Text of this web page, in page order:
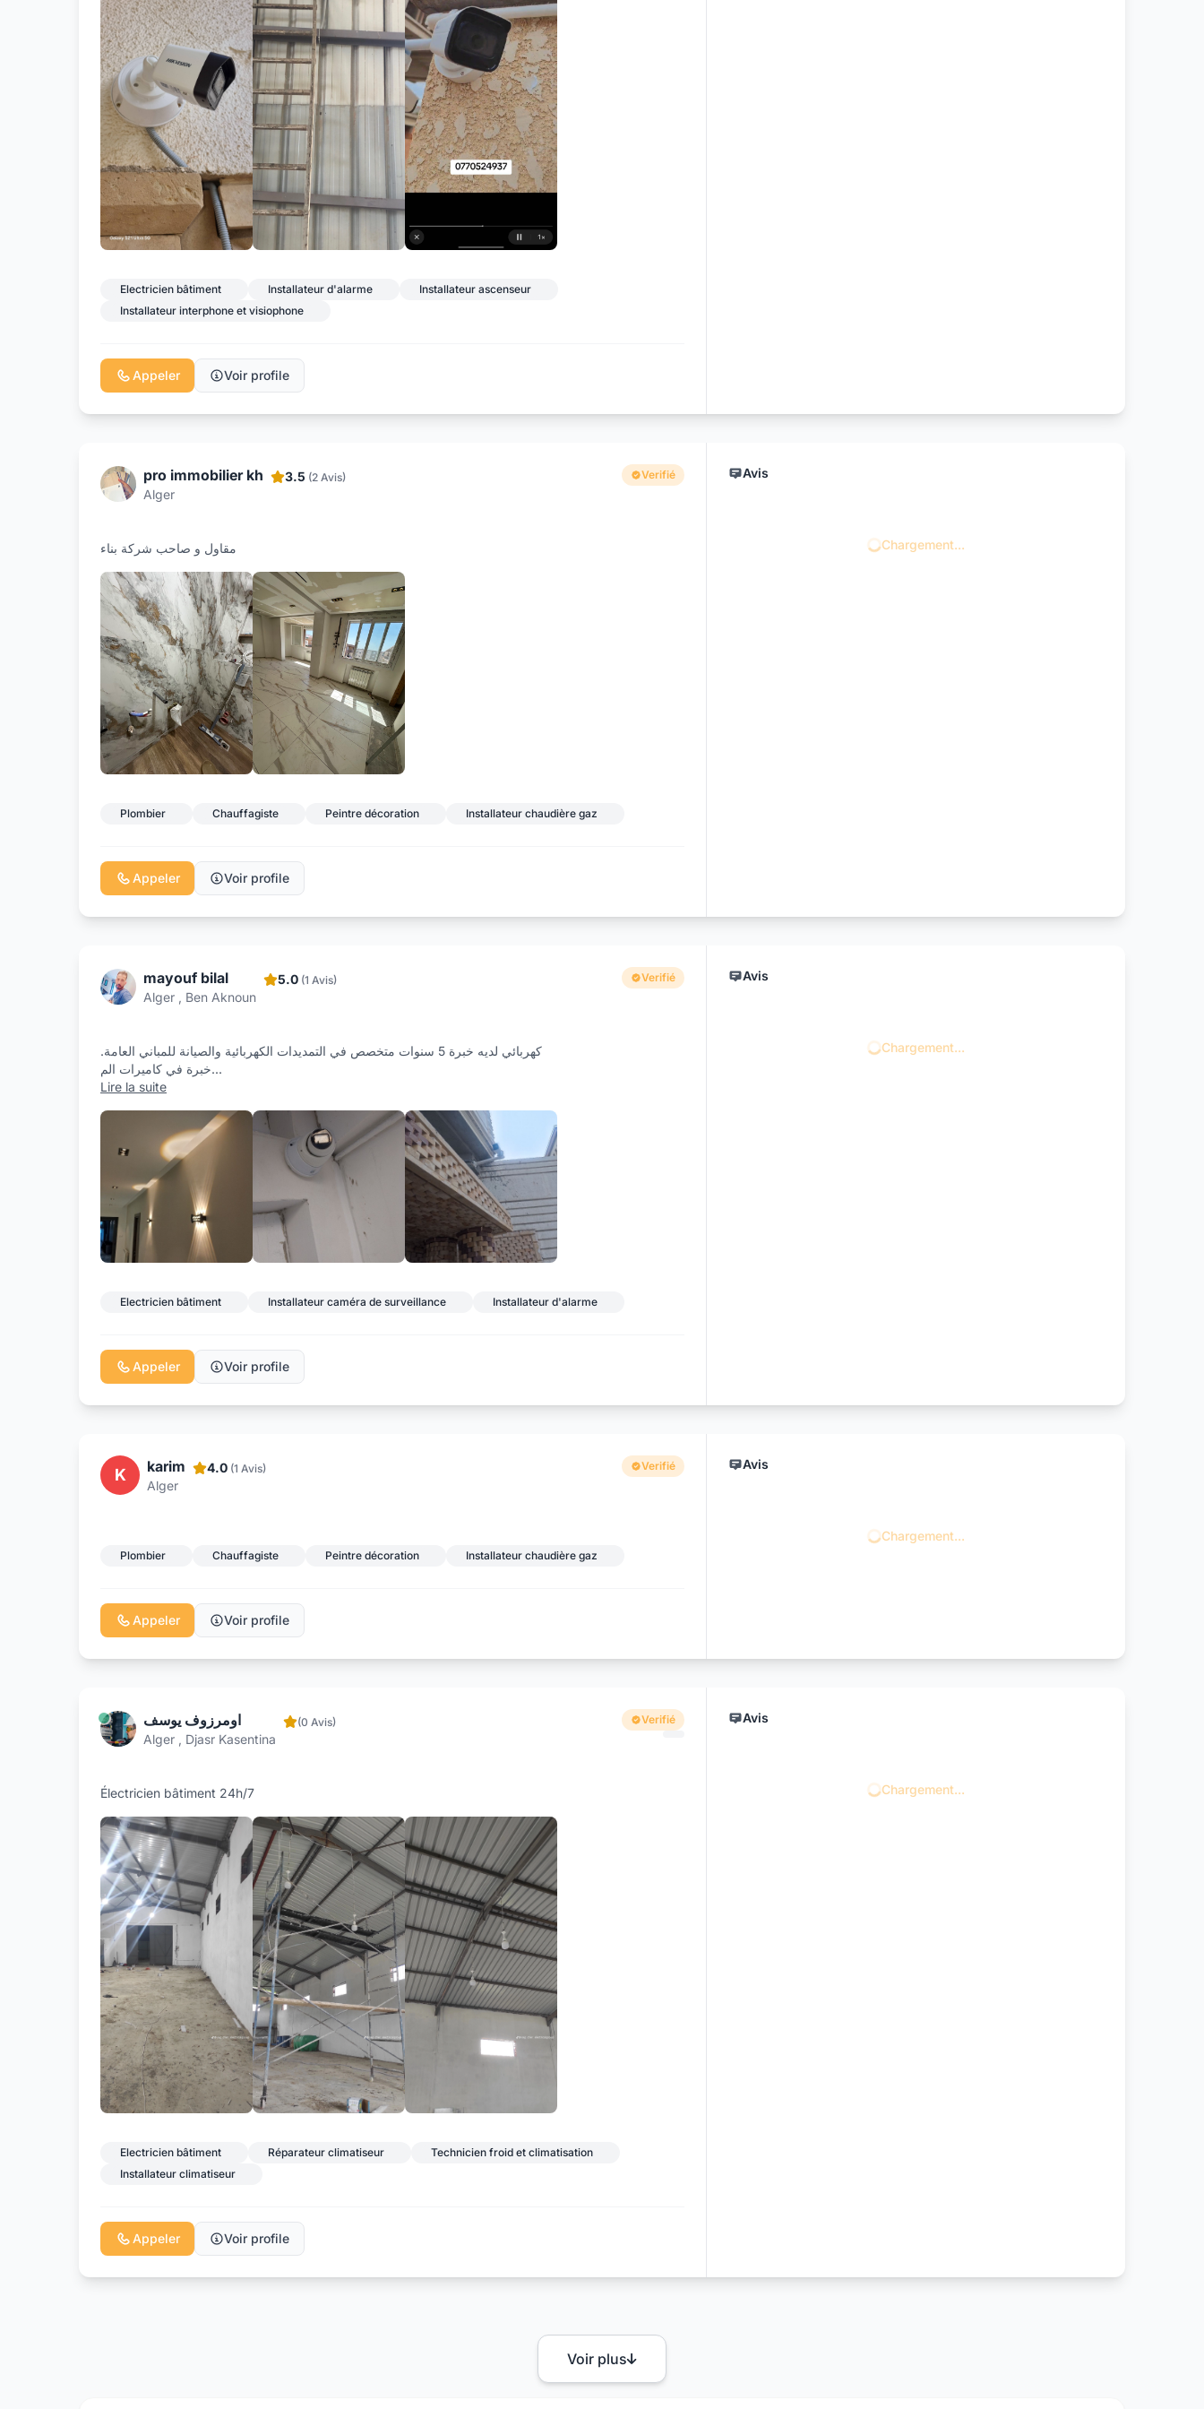
Electricien bâtiment Installateur d'alarme
Installateur ascenseur
Installateur interphone et visiophone
Appeler Voir profile
pro immobilier kh
Alger
3.5 (2 Avis) Verifié
مقاول و صاحب شركة بناء
Plombier Chauffagiste Peintre décoration Installateur chaudière gaz
Appeler Voir profile
Avis
Chargement...
mayouf bilal
Alger , Ben Aknoun
5.0 (1 Avis) Verifié
كهربائي لديه خبرة 5 سنوات متخصص في التمديدات الكهربائية والصيانة للمباني العامة.
خبرة في كاميرات الم...
Lire la suite
Electricien bâtiment Installateur caméra de surveillance Installateur d'alarme
Appeler Voir profile
Avis
Chargement...
K karim
Alger
4.0 (1 Avis) Verifié
Plombier Chauffagiste Peintre décoration Installateur chaudière gaz
Appeler Voir profile
Avis
Chargement...
اومرزوف يوسف
Alger , Djasr Kasentina
(0 Avis) Verifié
Électricien bâtiment 24h/7
Electricien bâtiment Réparateur climatiseur
Technicien froid et climatisation
Installateur climatiseur
Appeler Voir profile
Avis
Chargement...
Voir plus